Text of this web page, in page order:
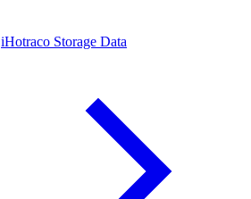
iHotraco Storage Data